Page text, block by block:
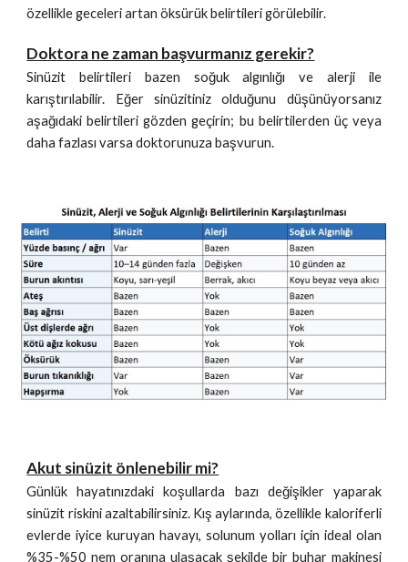
özellikle geceleri artan öksürük belirtileri görülebilir.
Doktora ne zaman başvurmanız gerekir?
Sinüzit belirtileri bazen soğuk algınlığı ve alerji ile
karıştırılabilir. Eğer sinüzitiniz olduğunu düşünüyorsanız
aşağıdaki belirtileri gözden geçirin; bu belirtilerden üç veya
daha fazlası varsa doktorunuza başvurun.
Akut sinüzit önlenebilir mi?
Günlük hayatınızdaki koşullarda bazı değişikler yaparak
sinüzit riskini azaltabilirsiniz. Kış aylarında, özellikle kaloriferli
evlerde iyice kuruyan havayı, solunum yolları için ideal olan
%35-%50 nem oranına ulaşacak şekilde bir buhar makinesi